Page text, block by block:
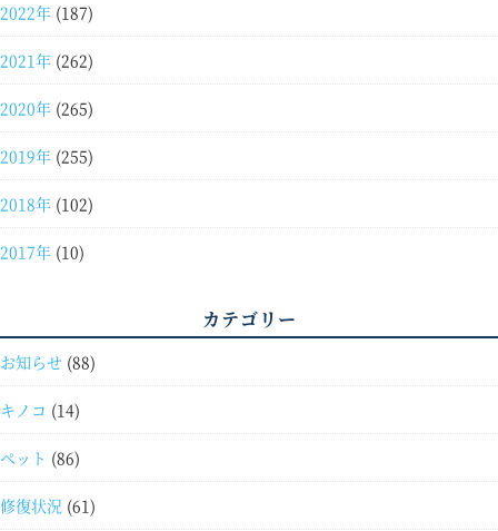
2022年 (187)
2021年 (262)
2020年 (265)
2019年 (255)
2018年 (102)
2017年 (10)
カテゴリー
お知らせ (88)
キノコ (14)
ペット (86)
修復状況 (61)